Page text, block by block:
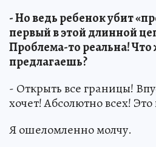
- Но ведь ребенок убит
первый в этой длинной
Проблема-то реальна!
предлагаешь?
- Открыть все границы!
хочет! Абсолютно всех! Это
Я ошеломленно молчу.